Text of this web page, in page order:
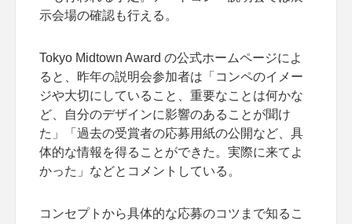
示会場の確認も行える。
Tokyo Midtown Award の公式ホームページによ
ると、昨年の説明会参加者は「コンペのイメー
ジや大切にしていること、重要なことは何かな
ど、自分のデザインに影響のあることが聞け
た」「過去の受賞者の応募用紙の公開など、具
体的な情報を得ることができた。実際に来てよ
かった」などとコメントしている。
コンセプトから具体的な応募のコツまで知るこ